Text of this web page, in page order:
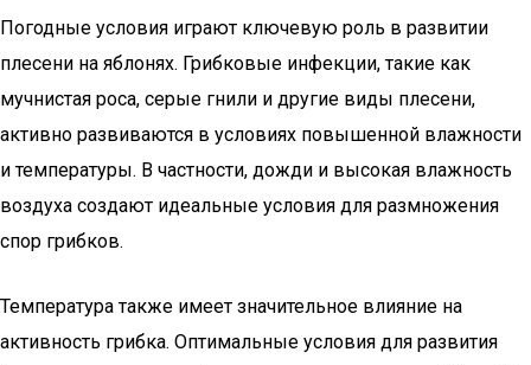
Погодные условия играют ключевую роль в развитии
плесени на яблонях. Грибковые инфекции, такие как
мучнистая роса, серые гнили и другие виды плесени,
активно развиваются в условиях повышенной влажности
и температуры. В частности, дожди и высокая влажность
воздуха создают идеальные условия для размножения
спор грибков.
Температура также имеет значительное влияние на
активность грибка. Оптимальные условия для развития